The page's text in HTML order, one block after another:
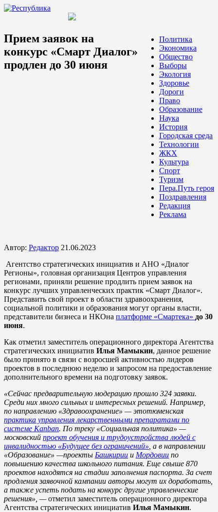
Политика
Экономика
Общество
Выборы
Экология
Здоровье
Дороги
Право
Образование
Наука
История
Городская среда
Технологии
ЖКХ
Культура
Спорт
Туризм
Пера.Путь героя
Поздравления
Редакция
Реклама
Прием заявок на
конкурс «Смарт Диалог»
продлен до 30 июня
Автор: Редактор 21.06.2023
Агентство стратегических инициатив и АНО «Диалог
Регионы», головная организация Центров управления
регионами, приняли решение продлить прием заявок на
конкурс лучших управленческих практик «Смарт Диалог».
Представить свой проект в области здравоохранения,
социальной политики и образования могут органы власти,
представители бизнеса и НКОна платформе «Смартека» до 30
июня.
Как отметил заместитель операционного директора Агентства
стратегических инициатив Илья Мамыкин, данное решение
было принято в связи с возросшей активностью лидеров
проектов в последнюю неделю и запросом на предоставление
дополнительного времени на подготовку заявок.
«Сейчас предварительную модерацию прошло 324 заявки.
Среди них много сильных и интересных решений. Например,
по направлению «Здравоохранение» — этотюменская
практика управления лекарственными препаратами по
системе Kanban. По треку «Социальная политика» —
московский проект обучения и трудоустройства людей с
инвалидностью «Будущее без ограничений» , а в направлении
«Образование» —проекты Башкирии и Мордовии по
повышению качества школьного питания. Еще свыше 870
проектов находятся на стадии заполнения паспорта. За счет
продления заявочной кампании авторы могут их доработать,
а также успеть подать на конкурс другие управленческие
решения», —отметил заместитель операционного директора
Агентства стратегических инициатив Илья Мамыкин.